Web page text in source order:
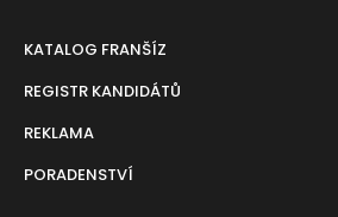
KATALOG FRANŠÍZ
REGISTR KANDIDÁTŮ
REKLAMA
PORADENSTVÍ